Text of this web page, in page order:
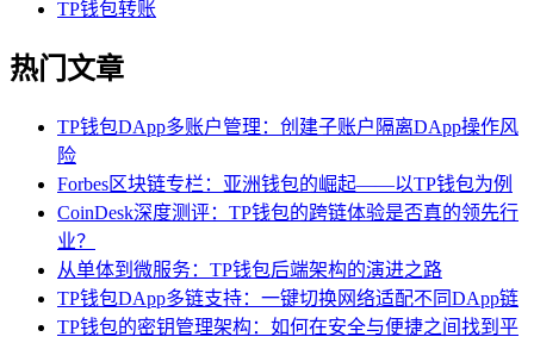
TP钱包转账
热门文章
TP钱包DApp多账户管理：创建子账户隔离DApp操作风
险
Forbes区块链专栏：亚洲钱包的崛起——以TP钱包为例
CoinDesk深度测评：TP钱包的跨链体验是否真的领先行
业？
从单体到微服务：TP钱包后端架构的演进之路
TP钱包DApp多链支持：一键切换网络适配不同DApp链
TP钱包的密钥管理架构：如何在安全与便捷之间找到平